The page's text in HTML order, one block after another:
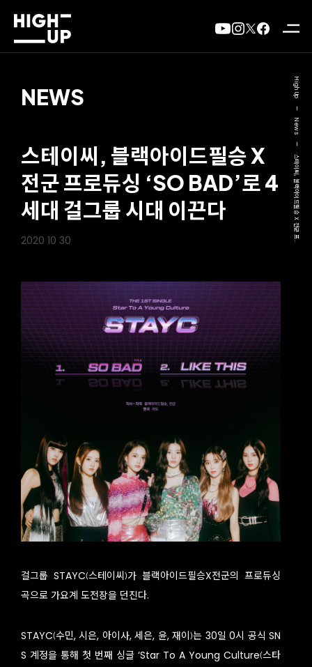
NEWS
스테이씨, 블랙아이드필승 X
전군 프로듀싱 ‘SO BAD’로 4
세대 걸그룹 시대 이끈다
2020 10 30
걸그룹 STAYC(스테이씨)가 블랙아이드필승X전군의 프로듀싱
곡으로 가요계 도전장을 던진다.
STAYC(수민, 시은, 아이사, 세은, 윤, 재이)는 30일 0시 공식 SN
S 계정을 통해 첫 번째 싱글 ‘Star To A Young Culture(스타
High Up
—
News
스테이씨, 블랙아이드필승 X 전군 프..